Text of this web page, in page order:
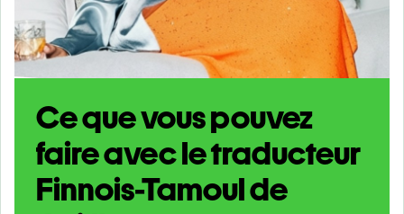
Ce que vous pouvez
faire avec le traducteur
Finnois-Tamoul de